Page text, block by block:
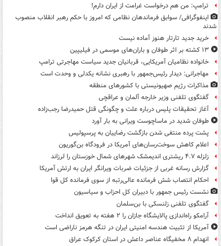
ترامپ: من هم درخواست غرامت از ایران دارم!
اینفوگرافی/ سوابق فرماندهان نظامی که امروز با حکم رهبر انقلاب منصوب
شدند
خرید جدید تارتار هنوز آماده نیست
۱۳ کشته بر اثر طوفان و باران‌های موسمی در فیلیپین
خانواده نظامیان آمریکایی، قربانیان جدید سیاست مهاجرتی ترامپ
مهاجرانی: دیدار رئیس‌جمهور با رهبری نشانه یکدلی و وحدت است
مذاکرات رژیم صهیونیستی با کشورهای منطقه
گفتگوی تلفنی وزیر خارجه آلمان و عراقچی
آغاز تحقیقات پلیس درباره علت و چگونگی قتل حمیدرضا رجب‌زاده
طوفان شدید در ماساچوست ویرانی به بار آورد
پشت پرده منتفی شدن بازگشت رضاییان به پرسپولیس
اعلام کاهش سوخت‌رسان‌های آمریکا در فرودگاه بن‌گوریون
زلزله ۴.۷ ریشتری اندیمشک شهرهای شمال خوزستان را لرزاند
گزارش رسانه غربی از جزئیات ضربات ویرانگر ایران به ارتش آمریکا
احکام انتصاب شش فرمانده عالی‌رتبه از سوی فرمانده کل قوا
نشست رئیس جمهور با دبیران کل احزاب و سیاسیون
گفتگوی تلفنی زلنسکی با بن‌سلمان
آرامکو راه‌اندازی پالایشگاه جازان را ۲ هفته به تعویق انداخت
آمریکا از تثبیت هندسه امنیتی ایران در تنگه هرمز ناراضی است
انهدام ۸ مخفیگاه عناصر داعش در استان کرکوک عراق